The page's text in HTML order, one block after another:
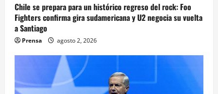
Chile se prepara para un histórico regreso del rock: Foo
Fighters confirma gira sudamericana y U2 negocia su vuelta
a Santiago
Prensa agosto 2, 2026